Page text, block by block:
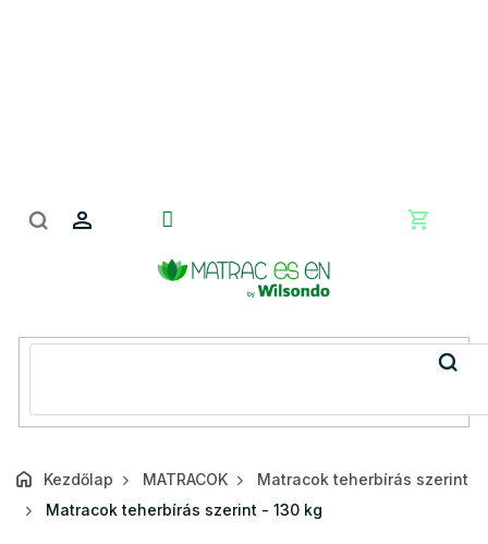
Kosár
Kezdőlap MATRACOK
Matracok teherbírás szerint
Matracok teherbírás szerint - 130 kg